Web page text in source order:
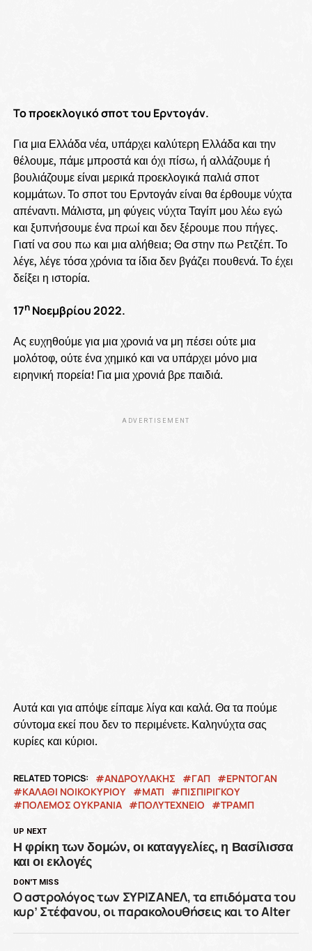
Το προεκλογικό σποτ του Ερντογάν.
Για μια Ελλάδα νέα, υπάρχει καλύτερη Ελλάδα και την
θέλουμε, πάμε μπροστά και όχι πίσω, ή αλλάζουμε ή
βουλιάζουμε είναι μερικά προεκλογικά παλιά σποτ
κομμάτων. Το σποτ του Ερντογάν είναι θα έρθουμε νύχτα
απέναντι. Μάλιστα, μη φύγεις νύχτα Ταγίπ μου λέω εγώ
και ξυπνήσουμε ένα πρωί και δεν ξέρουμε που πήγες.
Γιατί να σου πω και μια αλήθεια; Θα στην πω Ρετζέπ. Το
λέγε, λέγε τόσα χρόνια τα ίδια δεν βγάζει πουθενά. Το έχει
δείξει η ιστορία.
17ηΝοεμβρίου 2022.
Ας ευχηθούμε για μια χρονιά να μη πέσει ούτε μια
μολότοφ, ούτε ένα χημικό και να υπάρχει μόνο μια
ειρηνική πορεία! Για μια χρονιά βρε παιδιά.
ADVERTISEMENT
Αυτά και για απόψε είπαμε λίγα και καλά. Θα τα πούμε
σύντομα εκεί που δεν το περιμένετε. Καληνύχτα σας
κυρίες και κύριοι.
RELATED TOPICS: ΑΝΔΡΟΥΛΆΚΗΣ ΓΑΠ
ΕΡΝΤΟΓΑΝ
ΚΑΛΑΘΙ ΝΟΙΚΟΚΥΡΙΟΥ
ΜΑΤΙ
ΠΙΣΠΙΡΙΓΚΟΥ
ΠΟΛΕΜΟΣ ΟΥΚΡΑΝΙΑ
ΠΟΛΥΤΕΧΝΕΙΟ ΤΡΑΜΠ
UP NEXT
Η φρίκη των δομών, οι καταγγελίες, η Βασίλισσα
και οι εκλογές
DON'T MISS
Ο αστρολόγος των ΣΥΡΙΖΑΝΕΛ, τα επιδόματα του
κυρ’ Στέφανου, οι παρακολουθήσεις και το Alter